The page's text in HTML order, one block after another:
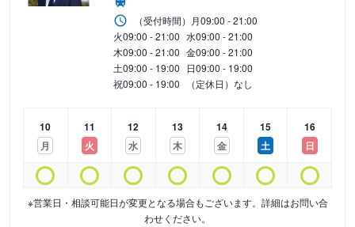
（受付時間） 月09:00 - 21:00
火09:00 - 21:00 水09:00 - 21:00
木09:00 - 21:00 金09:00 - 21:00
土09:00 - 19:00 日09:00 - 19:00
祝09:00 - 19:00 （定休日）なし
10
月
11
火
12
水
13
木
14
金
15
土
16
日
※営業日・相談可能日が変更となる場合もございます。詳細はお問い合
わせください。